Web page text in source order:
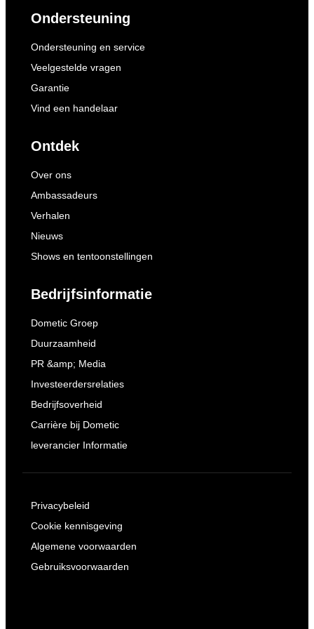
Ondersteuning
Ondersteuning en service
Veelgestelde vragen
Garantie
Vind een handelaar
Ontdek
Over ons
Ambassadeurs
Verhalen
Nieuws
Shows en tentoonstellingen
Bedrijfsinformatie
Dometic Groep
Duurzaamheid
PR &amp; Media
Investeerdersrelaties
Bedrijfsoverheid
Carrière bij Dometic
leverancier Informatie
Privacybeleid
Cookie kennisgeving
Algemene voorwaarden
Gebruiksvoorwaarden